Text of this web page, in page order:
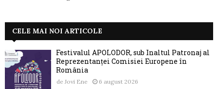
CELE MAI NOI ARTICOLE
Festivalul APOLODOR, sub Înaltul Patronaj al
Reprezentanței Comisiei Europene în
România
de Jovi Ene 6 august 2026